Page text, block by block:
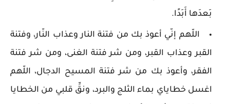
بَعدَها أَبَدًا.
اللّهم إنّي أعوذ بك من فتنة النار وعذاب النّار، وفتنة
القبر وعذاب القبر، ومن شر فتنة الغنى، ومن شر فتنة
الفقر، وأعوذ بك من شر فتنة المسيح الدجال، اللّهم
اغسل خطاياي بماء الثلج والبرد، ونقِّ قلبي من الخطايا